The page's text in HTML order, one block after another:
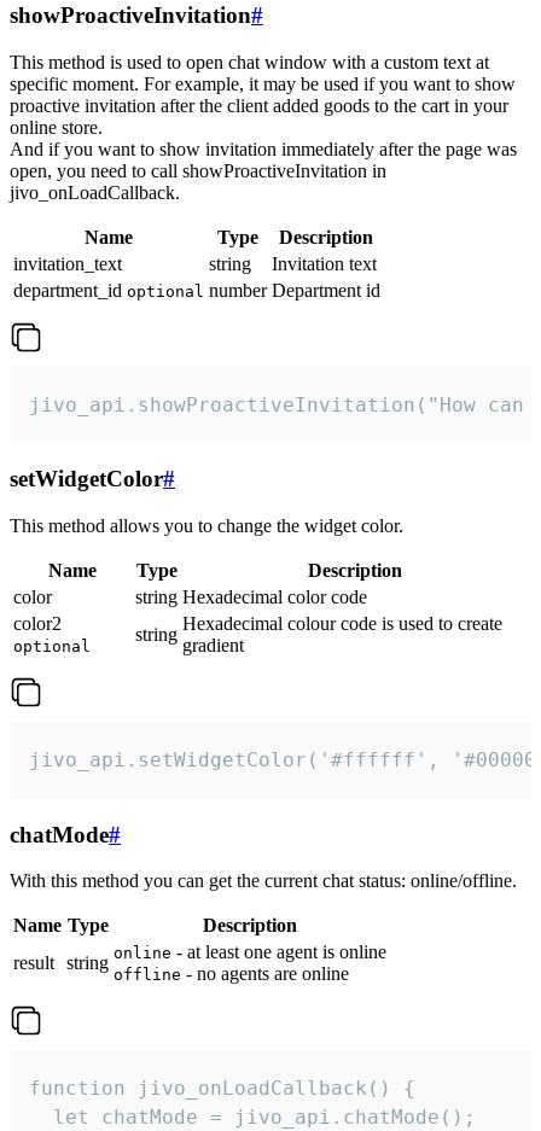
showProactiveInvitation#
This method is used to open chat window with a custom text at
specific moment. For example, it may be used if you want to show
proactive invitation after the client added goods to the cart in your
online store.
And if you want to show invitation immediately after the page was
open, you need to call showProactiveInvitation in
jivo_onLoadCallback.
Name Type
Description
invitation_text
string
Invitation text
department_id optional number Department id
jivo_api.showProactiveInvitation("How
setWidgetColor#
This method allows you to change the widget color.
Name Type
Description
color
string Hexadecimal color code
color2
optional
string
Hexadecimal colour code is used to create
gradient
jivo_api.setWidgetColor('#ffffff',
chatMode#
With this method you can get the current chat status: online/offline.
Name Type
Description
result string online - at least one agent is online
offline - no agents are online
function jivo_onLoadCallback() {
  let chatMode = jivo_api.chatMode();